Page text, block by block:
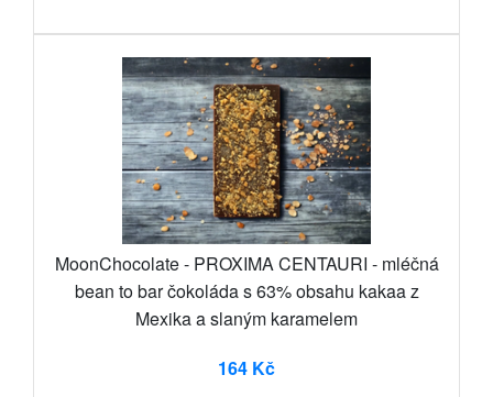
MoonChocolate - PROXIMA CENTAURI - mléčná
bean to bar čokoláda s 63% obsahu kakaa z
Mexika a slaným karamelem
164 Kč